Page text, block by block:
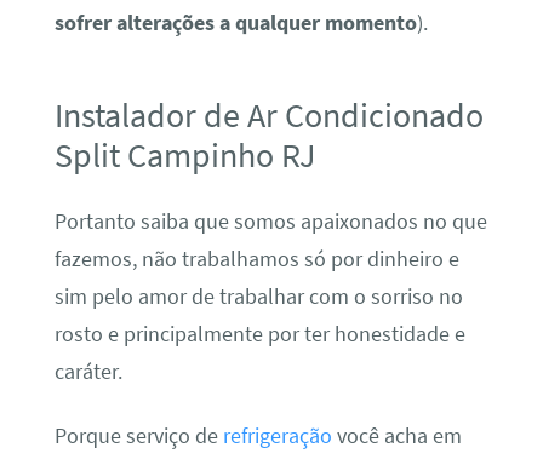
sofrer alterações a qualquer momento).
Instalador de Ar Condicionado
Split Campinho RJ
Portanto saiba que somos apaixonados no que
fazemos, não trabalhamos só por dinheiro e
sim pelo amor de trabalhar com o sorriso no
rosto e principalmente por ter honestidade e
caráter.
Porque serviço de refrigeração você acha em